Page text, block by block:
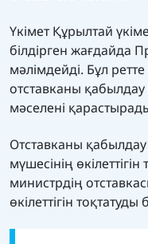
Үкімет Құрылтай
білдірген жағдайда
мәлімдейді. Бұл
отставканы
мәселені
Отставканы қабылдау
мүшесінің
министрдің
өкілеттігін тоқтатуды